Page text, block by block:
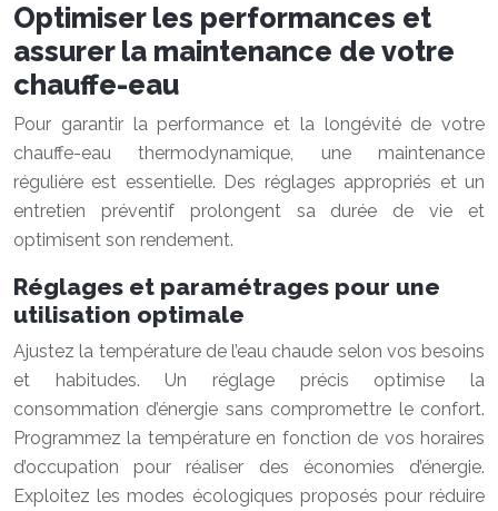
Optimiser les performances et
assurer la maintenance de votre
chauffe-eau
Pour garantir la performance et la longévité de votre
chauffe-eau thermodynamique, une maintenance
régulière est essentielle. Des réglages appropriés et un
entretien préventif prolongent sa durée de vie et
optimisent son rendement.
Réglages et paramétrages pour une
utilisation optimale
Ajustez la température de l’eau chaude selon vos besoins
et habitudes. Un réglage précis optimise la
consommation d’énergie sans compromettre le confort.
Programmez la température en fonction de vos horaires
d’occupation pour réaliser des économies d’énergie.
Exploitez les modes écologiques proposés pour réduire